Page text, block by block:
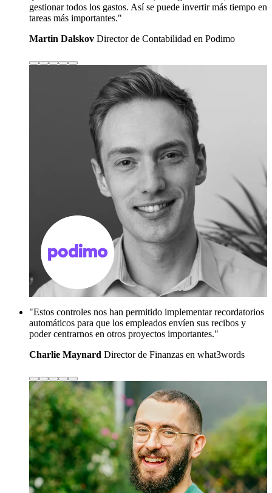
gestionar todos los gastos. Así se puede invertir más tiempo en
tareas más importantes."
Martin Dalskov Director de Contabilidad en Podimo
"Estos controles nos han permitido implementar recordatorios
automáticos para que los empleados envíen sus recibos y
poder centrarnos en otros proyectos importantes."
Charlie Maynard Director de Finanzas en what3words